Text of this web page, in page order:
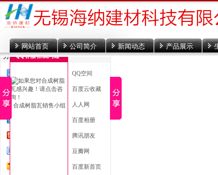
网站首页 公司简介 新闻动态 产品展示
分享到
QQ空间
新浪微博 百度云收藏
微信 人人网
百度相册
腾讯朋友
豆瓣网
百度新首页
QQ客服在线沟通
合成树脂瓦销售小组